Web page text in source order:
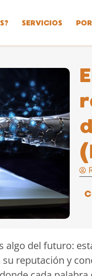
SERVICIOS
algo del futuro:
reputación y